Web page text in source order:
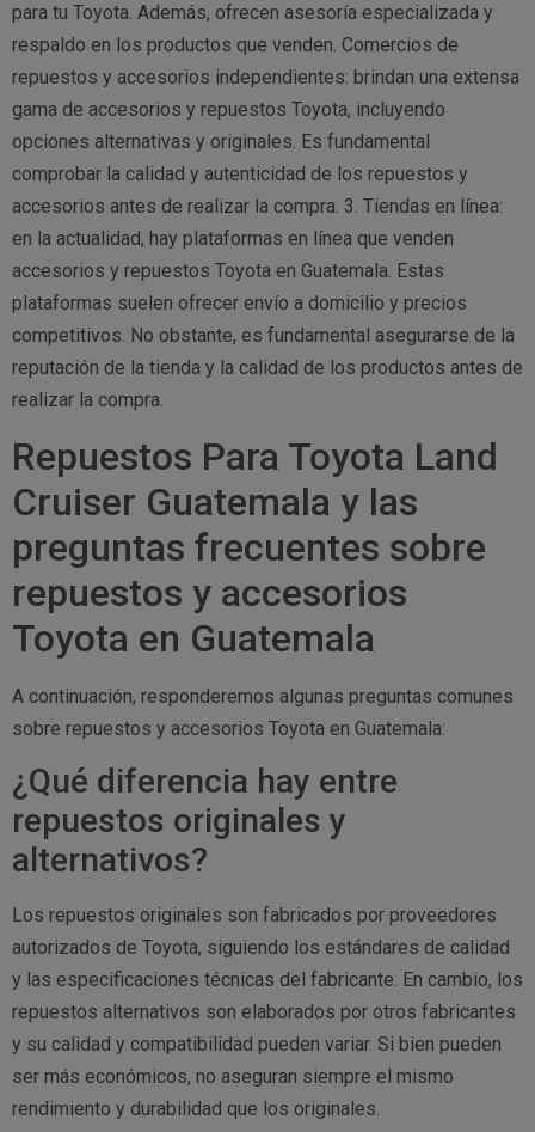
para tu Toyota. Además, ofrecen asesoría especializada y
respaldo en los productos que venden. Comercios de
repuestos y accesorios independientes: brindan una extensa
gama de accesorios y repuestos Toyota, incluyendo
opciones alternativas y originales. Es fundamental
comprobar la calidad y autenticidad de los repuestos y
accesorios antes de realizar la compra. 3. Tiendas en línea:
en la actualidad, hay plataformas en línea que venden
accesorios y repuestos Toyota en Guatemala. Estas
plataformas suelen ofrecer envío a domicilio y precios
competitivos. No obstante, es fundamental asegurarse de la
reputación de la tienda y la calidad de los productos antes de
realizar la compra.
Repuestos Para Toyota Land
Cruiser Guatemala y las
preguntas frecuentes sobre
repuestos y accesorios
Toyota en Guatemala
A continuación, responderemos algunas preguntas comunes
sobre repuestos y accesorios Toyota en Guatemala:
¿Qué diferencia hay entre
repuestos originales y
alternativos?
Los repuestos originales son fabricados por proveedores
autorizados de Toyota, siguiendo los estándares de calidad
y las especificaciones técnicas del fabricante. En cambio, los
repuestos alternativos son elaborados por otros fabricantes
y su calidad y compatibilidad pueden variar. Si bien pueden
ser más económicos, no aseguran siempre el mismo
rendimiento y durabilidad que los originales.